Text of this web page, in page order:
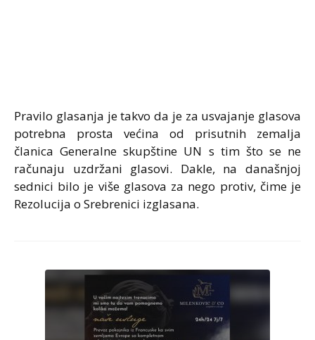
Pravilo glasanja je takvo da je za usvajanje glasova
potrebna prosta većina od prisutnih zemalja
članica Generalne skupštine UN s tim što se ne
računaju uzdržani glasovi. Dakle, na današnjoj
sednici bilo je više glasova za nego protiv, čime je
Rezolucija o Srebrenici izglasana.